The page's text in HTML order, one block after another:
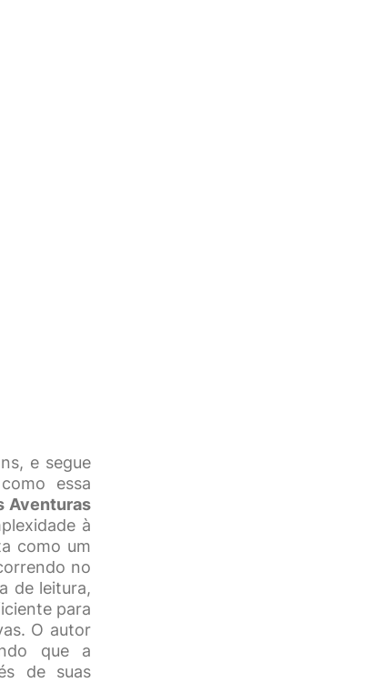
e segue
essa
Aventuras
à
como um
no
de leitura,
para
O autor
que a
de suas